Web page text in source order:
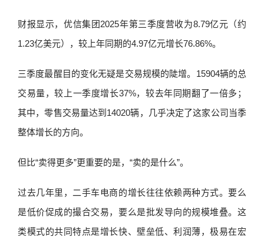
财报显示，优信集团2025年第三季度营收为8.79亿元（约
1.23亿美元），较上年同期的4.97亿元增长76.86%。
三季度最醒目的变化无疑是交易规模的陡增。15904辆的总
交易量，较上一季度增长37%，较去年同期翻了一倍多；
其中，零售交易量达到14020辆，几乎决定了这家公司当季
整体增长的方向。
但比“卖得更多”更重要的是，“卖的是什么”。
过去几年里，二手车电商的增长往往依赖两种方式。要么
是低价促成的撮合交易，要么是批发导向的规模堆叠。这
类模式的共同特点是增长快、壁垒低、利润薄，极易在宏